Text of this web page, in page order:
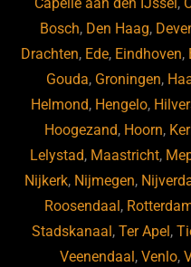
k
Bosch, Den Haag,
Drachten, Ede, Eindhoven,
Gouda, Groningen,
Helmond, Hengelo,
Hoogezand, Hoorn,
Lelystad, Maastricht,
Nijkerk, Nijmegen,
Roosendaal,
Stadskanaal,Ter Apel,
Veenendaal,Venlo,